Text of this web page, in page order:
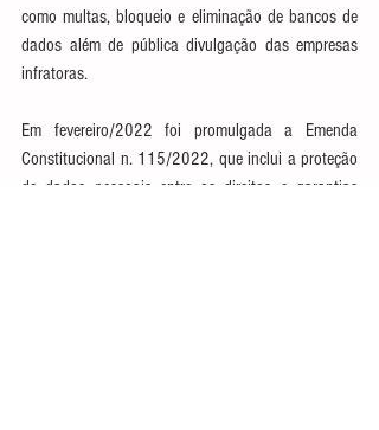
como multas, bloqueio e eliminação de bancos de
dados além de pública divulgação das empresas
infratoras.
Em fevereiro/2022 foi promulgada a Emenda
Constitucional n. 115/2022, que inclui a proteção
de dados pessoais entre os direitos e garantias